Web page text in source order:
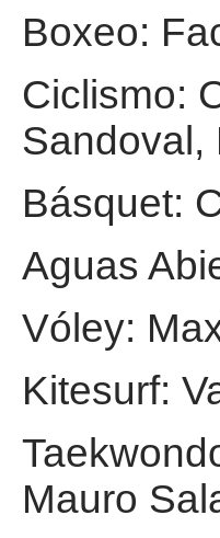
Boxeo:
Ciclismo:
Sandoval,
Básquet:
Aguas
Vóley:
Kitesurf:
Mauro